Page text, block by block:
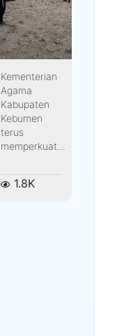
Kementerian
Agama
Kabupaten
Kebumen
terus
memperkuat...
1.8K